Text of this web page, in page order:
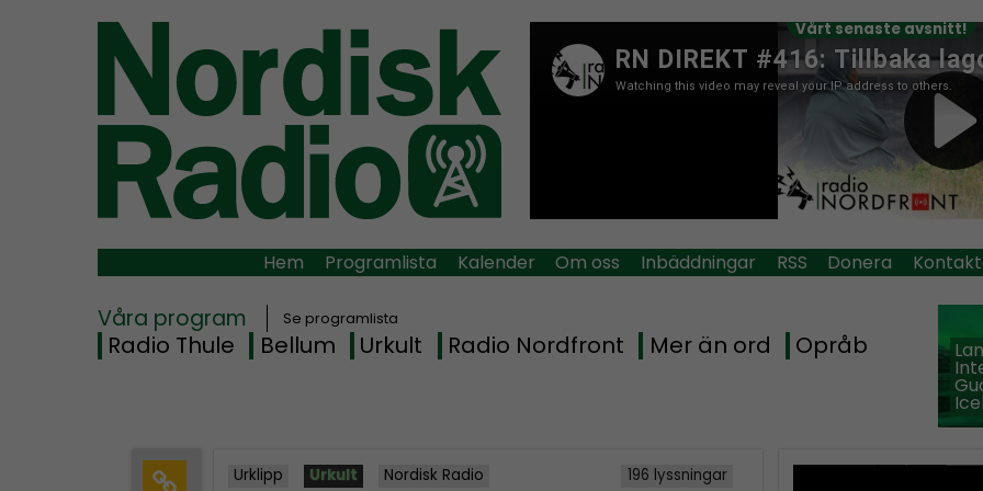
Vårt senaste avsnitt!
Hem Programlista Kalender Om oss Inbäddningar RSS Donera
Våra program Se programlista
Radio Thule Bellum Urkult Radio Nordfront Mer än ord Opråb
Urklipp Urkult Nordisk Radio
196 lyssningar